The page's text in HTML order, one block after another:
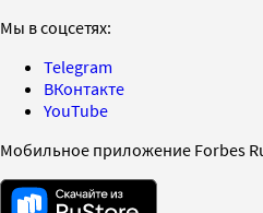
Мы в соцсетях:
Telegram
ВКонтакте
YouTube
Мобильное приложение Forbes